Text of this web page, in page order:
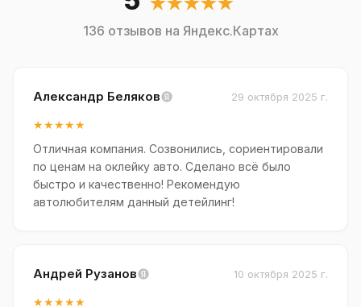
★★★★★
136 отзывов на Яндекс.Картах
Александр Беляков 29 октября 2025 г.
★★★★★
Отличная компания. Созвонились, сориентировали
по ценам на оклейку авто. Сделано всё было
быстро и качественно! Рекомендую
автолюбителям данный детейлинг!
Андрей Рузанов 10 октября 2025 г.
★★★★★